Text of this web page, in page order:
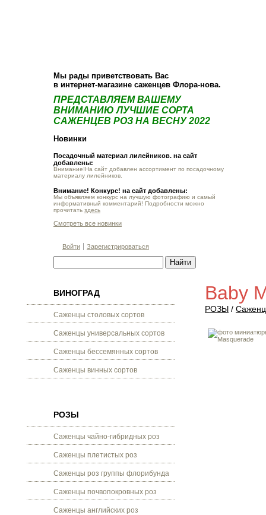
Мы рады приветствовать Вас
в интернет-магазине саженцев Флора-нова.
ПРЕДСТАВЛЯЕМ ВАШЕМУ
ВНИМАНИЮ ЛУЧШИЕ СОРТА
САЖЕНЦЕВ РОЗ НА ВЕСНУ 2022
Новинки
Посадочный материал лилейников. на сайт
добавлены:
Внимание!На сайт добавлен ассортимент по посадочному
материалу лилейников.
Внимание! Конкурс! на сайт добавлены:
Мы объявляем конкурс на лучшую фотографию и самый
информативный комментарий! Подробности можно
прочитать здесь
Смотреть все новинки
Войти Зарегистрироваться
ВИНОГРАД
Саженцы столовых сортов
Саженцы универсальных сортов
Саженцы бессемянных сортов
Саженцы винных сортов
РОЗЫ
Саженцы чайно-гибридных роз
Саженцы плетистых роз
Саженцы роз группы флорибунда
Саженцы почвопокровных роз
Саженцы английских роз
Baby
РОЗЫ /